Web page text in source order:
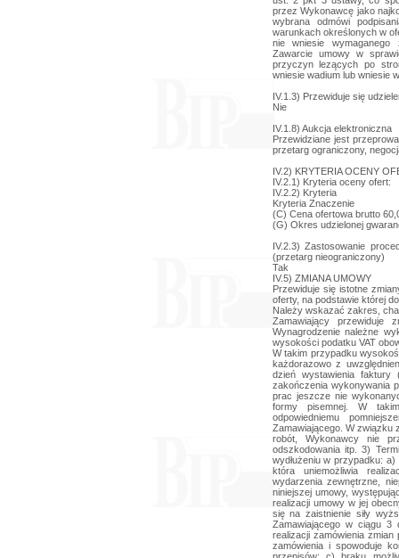
przez Wykonawcę jako
wybrana odmówi
warunkach określonych w
nie wniesie wymaganego
Zawarcie umowy w
przyczyn lezących po
wniesie wadium lub wniesie
IV.1.3) Przewiduje się
Nie
IV.1.8) Aukcja elektroniczna
Przewidziane jest
przetarg ograniczony,
IV.2) KRYTERIA OCENY
IV.2.1) Kryteria oceny ofert:
IV.2.2) Kryteria
Kryteria Znaczenie
(C) Cena ofertowa brutto
(G) Okres udzielonej
IV.2.3) Zastosowanie
(przetarg nieograniczony)
Tak
IV.5) ZMIANA UMOWY
Przewiduje się istotne
oferty, na podstawie której
Należy wskazać zakres,
Zamawiający przewiduje
Wynagrodzenie należne
wysokości podatku VAT
W takim przypadku
każdorazowo z
dzień wystawienia faktury
zakończenia wykonywania
prac jeszcze nie
formy pisemnej. W
odpowiedniemu
Zamawiającego. W związku
robót, Wykonawcy nie
odszkodowania itp. 3)
wydłużeniu w przypadku:
która uniemożliwia
wydarzenia zewnętrzne,
niniejszej umowy,
realizacji umowy w jej
się na zaistnienie siły
Zamawiającego w ciągu 3
realizacji zamówienia
zamówienia i spowoduje